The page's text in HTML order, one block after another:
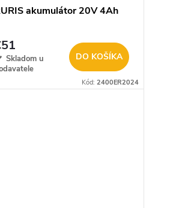
akumulátor 20V 4Ah
Skladom u
DO KOŠÍKA
Kód: 2400ER2024